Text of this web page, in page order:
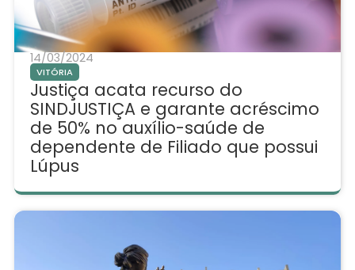
14/03/2024
VITÓRIA
Justiça acata recurso do
SINDJUSTIÇA e garante acréscimo
de 50% no auxílio-saúde de
dependente de Filiado que possui
Lúpus